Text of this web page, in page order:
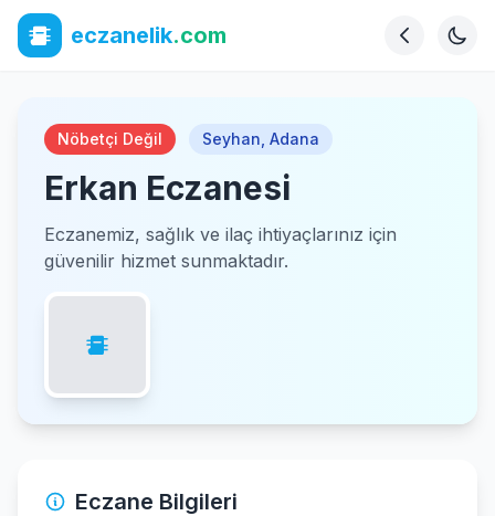
eczanelik.com
Nöbetçi Değil Seyhan Adana
Erkan Eczanesi
Eczanemiz, sağlık ve ilaç ihtiyaçlarınız için
güvenilir hizmet sunmaktadır.
Eczane Bilgileri